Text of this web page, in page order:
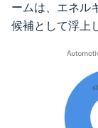
ームは、エネル
候補として浮上